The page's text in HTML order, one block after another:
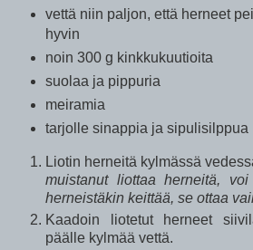
vettä niin paljon, että herneet
hyvin
noin 300 g kinkkukuutioita
suolaa ja pippuria
meiramia
tarjolle sinappia ja sipulisilppua
Liotin herneitä kylmässä
muistanut liottaa herneitä,
herneistäkin keittää, se ottaa
Kaadoin liotetut herneet
päälle kylmää vettä.